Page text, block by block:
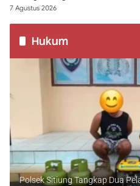
7 Agustus 2026
Hukum
Polsek Sitiung Tangkap Dua